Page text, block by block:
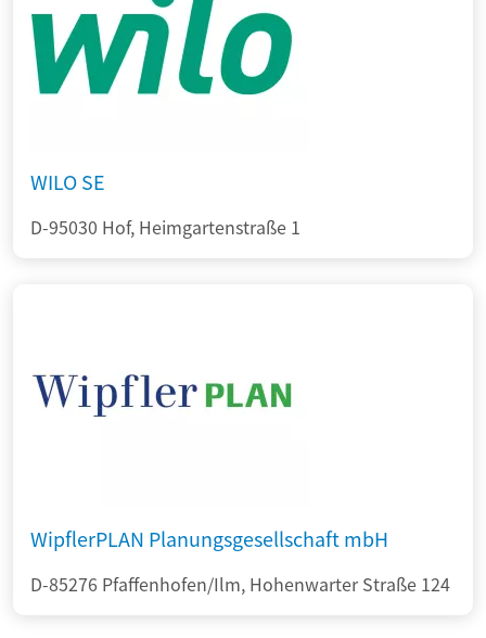
WILO SE
D-95030 Hof, Heimgartenstraße 1
WipflerPLAN Planungsgesellschaft mbH
D-85276 Pfaffenhofen/Ilm, Hohenwarter Straße 124